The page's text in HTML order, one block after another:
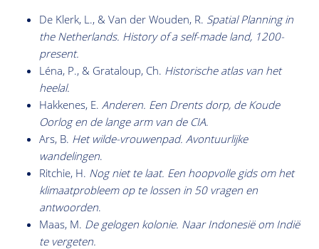
De Klerk, L., & Van der Wouden, R. Spatial Planning in
the Netherlands. History of a self-made land, 1200-
present.
Léna, P., & Grataloup, Ch. Historische atlas van het
heelal.
Hakkenes, E. Anderen. Een Drents dorp, de Koude
Oorlog en de lange arm van de CIA.
Ars, B. Het wilde-vrouwenpad. Avontuurlijke
wandelingen.
Ritchie, H. Nog niet te laat. Een hoopvolle gids om het
klimaatprobleem op te lossen in 50 vragen en
antwoorden.
Maas, M. De gelogen kolonie. Naar Indonesië om Indië
te vergeten.